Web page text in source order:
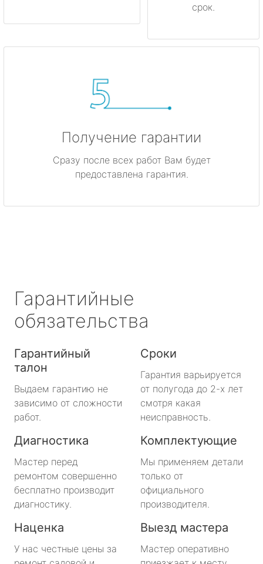
срок.
Получение гарантии
Сразу после всех работ Вам будет
предоставлена гарантия.
Гарантийные
обязательства
Гарантийный
талон
Выдаем гарантию не
зависимо от сложности
работ.
Сроки
Гарантия варьируется
от полугода до 2-х лет
смотря какая
неисправность.
Диагностика
Мастер перед
ремонтом совершенно
бесплатно производит
диагностику.
Комплектующие
Мы применяем детали
только от
официального
производителя.
Наценка
У нас честные цены за
Выезд мастера
Мастер оперативно